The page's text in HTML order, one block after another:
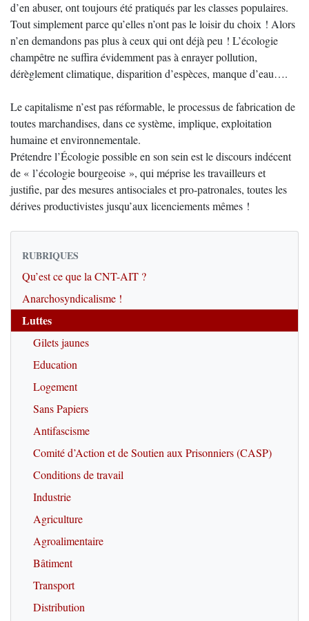
d’en abuser, ont toujours été pratiqués par les classes populaires.
Tout simplement parce qu’elles n’ont pas le loisir du choix ! Alors
n’en demandons pas plus à ceux qui ont déjà peu ! L’écologie
champêtre ne suffira évidemment pas à enrayer pollution,
dérèglement climatique, disparition d’espèces, manque d’eau….
Le capitalisme n’est pas réformable, le processus de fabrication de
toutes marchandises, dans ce système, implique, exploitation
humaine et environnementale.
Prétendre l’Écologie possible en son sein est le discours indécent
de « l’écologie bourgeoise », qui méprise les travailleurs et
justifie, par des mesures antisociales et pro-patronales, toutes les
dérives productivistes jusqu’aux licenciements mêmes !
RUBRIQUES
Qu’est ce que la CNT-AIT ?
Anarchosyndicalisme !
Luttes
Gilets jaunes
Education
Logement
Sans Papiers
Antifascisme
Comité d’Action et de Soutien aux Prisonniers (CASP)
Conditions de travail
Industrie
Agriculture
Agroalimentaire
Bâtiment
Transport
Distribution